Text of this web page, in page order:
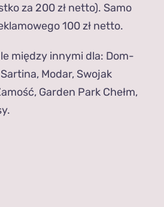
za 200 zł netto). Samo
100 zł netto.
między innymi dla: Dom-
Modar, Swojak
Garden Park Chełm,